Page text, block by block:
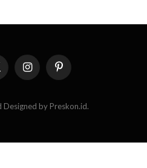
InstagramPinterest
by Preskon.id.